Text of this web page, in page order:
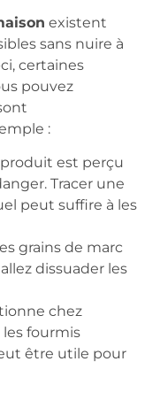
existent
sans nuire à
certaines
pouvez
:
est perçu
Tracer une
peut suffire à les
grains de marc
dissuader les
chez
les fourmis
être utile pour